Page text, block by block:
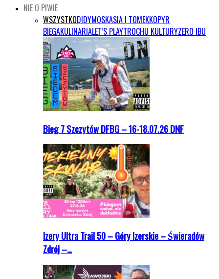
NIE O PIWIE
WSZYSTKODIDYMOSKASIA I TOMEKKOPYR
BIEGAKULINARIALET’S PLAYTROCHU KULTURYZERO IBU
Bieg 7 Szczytów DFBG – 16-18.07.26 DNF
Izery Ultra Trail 50 – Góry Izerskie – Świeradów
Zdrój –…